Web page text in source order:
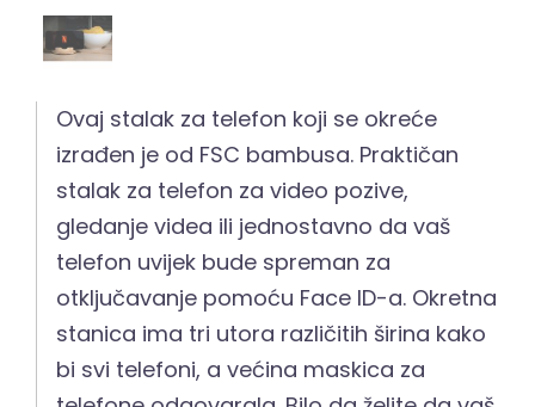
Ovaj stalak za telefon koji se okreće
izrađen je od FSC bambusa. Praktičan
stalak za telefon za video pozive,
gledanje videa ili jednostavno da vaš
telefon uvijek bude spreman za
otključavanje pomoću Face ID-a. Okretna
stanica ima tri utora različitih širina kako
bi svi telefoni, a većina maskica za